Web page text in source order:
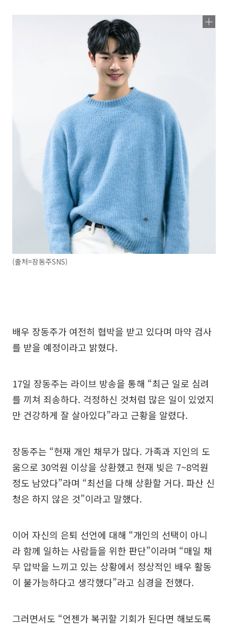
(출처=장동주SNS)
배우 장동주가 여전히 협박을 받고 있다며 마약 검사
를 받을 예정이라고 밝혔다.
17일 장동주는 라이브 방송을 통해 “최근 일로 심려
를 끼쳐 죄송하다. 걱정하신 것처럼 많은 일이 있었지
만 건강하게 잘 살아있다”라고 근황을 알렸다.
장동주는 “현재 개인 채무가 많다. 가족과 지인의 도
움으로 30억원 이상을 상환했고 현재 빚은 7~8억원
정도 남았다”라며 “최선을 다해 상환할 거다. 파산 신
청은 하지 않은 것”이라고 말했다.
이어 자신의 은퇴 선언에 대해 “개인의 선택이 아니
라 함께 일하는 사람들을 위한 판단”이라며 “매일 채
무 압박을 느끼고 있는 상황에서 정상적인 배우 활동
이 불가능하다고 생각했다”라고 심경을 전했다.
그러면서도 “언젠가 복귀할 기회가 된다면 해보도록